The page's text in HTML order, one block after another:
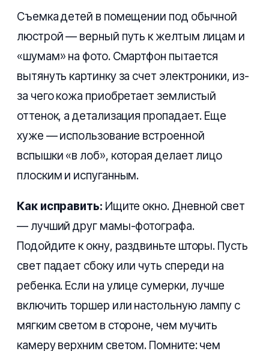
Съемка детей в помещении под обычной
люстрой — верный путь к желтым лицам и
«шумам» на фото. Смартфон пытается
вытянуть картинку за счет электроники, из-
за чего кожа приобретает землистый
оттенок, а детализация пропадает. Еще
хуже — использование встроенной
вспышки «в лоб», которая делает лицо
плоским и испуганным.
Как исправить: Ищите окно. Дневной свет
— лучший друг мамы-фотографа.
Подойдите к окну, раздвиньте шторы. Пусть
свет падает сбоку или чуть спереди на
ребенка. Если на улице сумерки, лучше
включить торшер или настольную лампу с
мягким светом в стороне, чем мучить
камеру верхним светом. Помните: чем